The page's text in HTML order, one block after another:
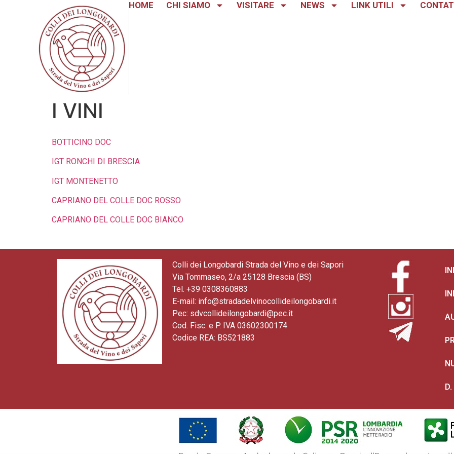
HOME CHI SIAMO VISITARE NEWS LINK UTILI
I VINI
BOTTICINO DOC
IGT RONCHI DI BRESCIA
IGT MONTENETTO
CAPRIANO DEL COLLE DOC ROSSO
CAPRIANO DEL COLLE DOC BIANCO
Colli dei Longobardi Strada del Vino e dei Sapori
Via Tommaseo, 2/a 25128 Brescia (BS)
Tel. +39 0308360883
E-mail: info@stradadelvinocollideilongobardi.it
Pec: sdvcollideilongobardi@pec.it
Cod. Fisc. e P. IVA 03602300174
Codice REA: BS521883